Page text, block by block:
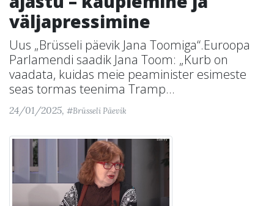
väljapressimine
Uus „Brüsseli päevik Jana Toomiga“.Euroopa
Parlamendi saadik Jana Toom: „Kurb on
vaadata, kuidas meie peaminister esimeste
seas tormas teenima Tramp...
24/01/2025, #Brüsseli Päevik